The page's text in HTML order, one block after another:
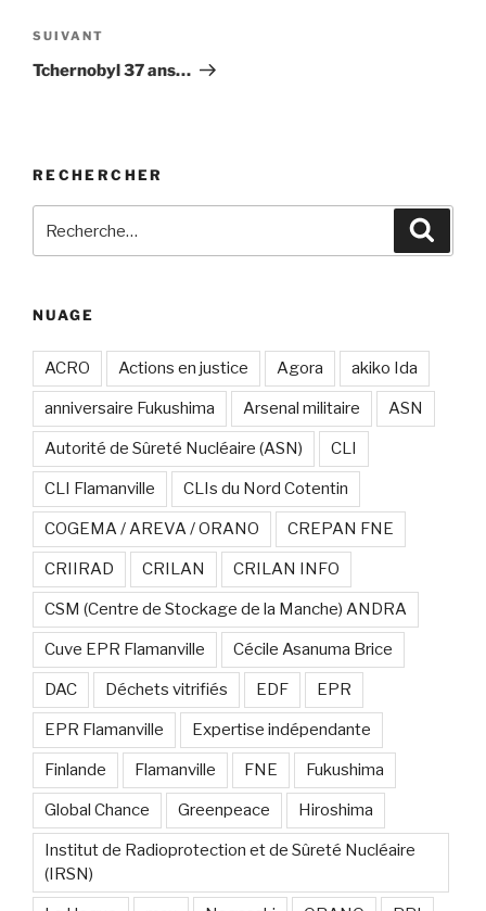
Article
suivant
SUIVANT
Tchernobyl 37 ans…
RECHERCHER
pour
NUAGE
ACRO Actions en justice Agora akiko Ida
anniversaire Fukushima Arsenal militaire ASN
Autorité de Sûreté Nucléaire (ASN) CLI
CLI Flamanville CLIs du Nord Cotentin
COGEMA / AREVA / ORANO CREPAN FNE
CRIIRAD CRILAN CRILAN INFO
CSM (Centre de Stockage de la Manche) ANDRA
Cuve EPR Flamanville Cécile Asanuma Brice
DAC Déchets vitrifiés EDF EPR
EPR Flamanville Expertise indépendante
Finlande Flamanville FNE Fukushima
Global Chance Greenpeace Hiroshima
Institut de Radioprotection et de Sûreté Nucléaire
(IRSN)